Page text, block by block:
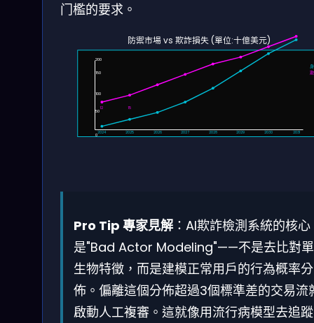
门檻的要求。
防禦市場 vs 欺詐損失 (單位:十億美元)
0
50
100
150
200
2024 2025 2026 2027 2028 2029 2030 2031
12 15
Pro Tip 專家見解 ：AI欺詐檢測系統的核心
是"Bad Actor Modeling"——不是去比對
生物特徵，而是建模正常用戶的行為概率分
佈。偏離這個分佈超過3個標準差的交易流
啟動人工複審。這就像用流行病模型去追